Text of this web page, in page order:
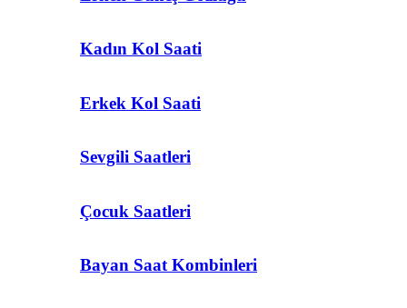
Kadın Kol Saati
Erkek Kol Saati
Sevgili Saatleri
Çocuk Saatleri
Bayan Saat Kombinleri